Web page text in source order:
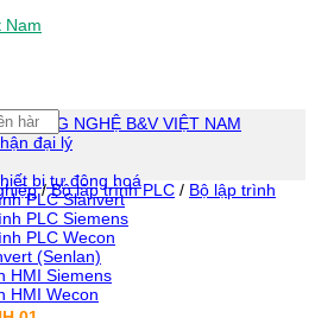
CÔNG NGHỆ B&V VIỆT NAM
đại lý
bị tự động hoá
PLC Slanvert
PLC Siemens
PLC Wecon
(Senlan)
HMI Siemens
HMI Wecon
/ Bộ lập trình PLC / Bộ lập trình